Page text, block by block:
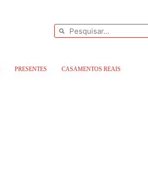
PRESENTES CASAMENTOS REAIS